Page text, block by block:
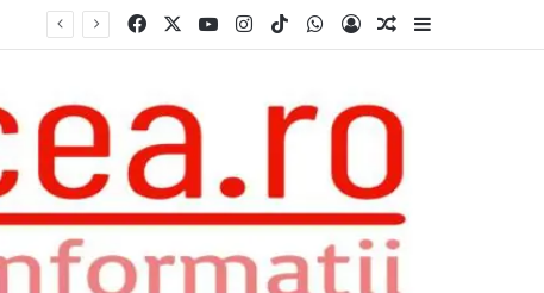
Facebook YouTubeInstagram
TikTokWhatsApp
Log InRandom Article